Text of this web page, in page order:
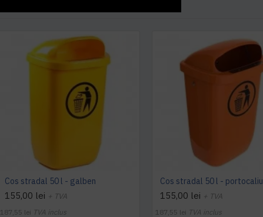
Cos stradal 50 l - galben
155,00 lei + TVA
187,55 lei TVA inclus
Cos stradal 50 l - portocaliu
155,00 lei + TVA
187,55 lei TVA inclus